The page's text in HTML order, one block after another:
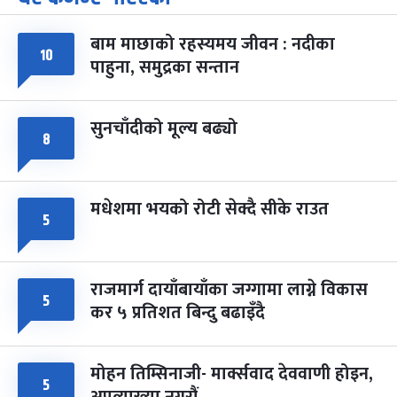
आइत चैत्र ७, २०८३-Mar 21, 2027
८ फागुपूर्णिमा
चैत्र ८, २०८३-Mar 22, 2027
७ महिना बाँकी
१० बाम माछाको रहस्यमय जीवन : नदीका
पाहुना, समुद्रका सन्तान
८ सुनचाँदीको मूल्य बढ्यो
५ मधेशमा भयको रोटी सेक्दै सीके राउत
५ राजमार्ग दायाँबायाँका जग्गामा लाग्ने विकास
कर ५ प्रतिशत बिन्दु बढाइँदै
५ मोहन तिम्सिनाजी- मार्क्सवाद देववाणी होइन,